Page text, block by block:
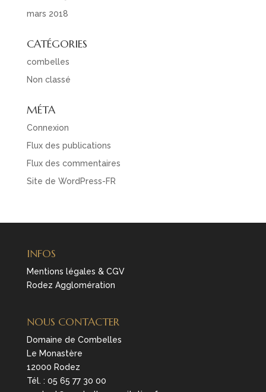
mars 2018
CATÉGORIES
combelles
Non classé
MÉTA
Connexion
Flux des publications
Flux des commentaires
Site de WordPress-FR
INFOS
Mentions légales & CGV
Rodez Agglomération
NOUS CONTACTER
Domaine de Combelles
Le Monastère
12000 Rodez
Tél. : 05 65 77 30 00